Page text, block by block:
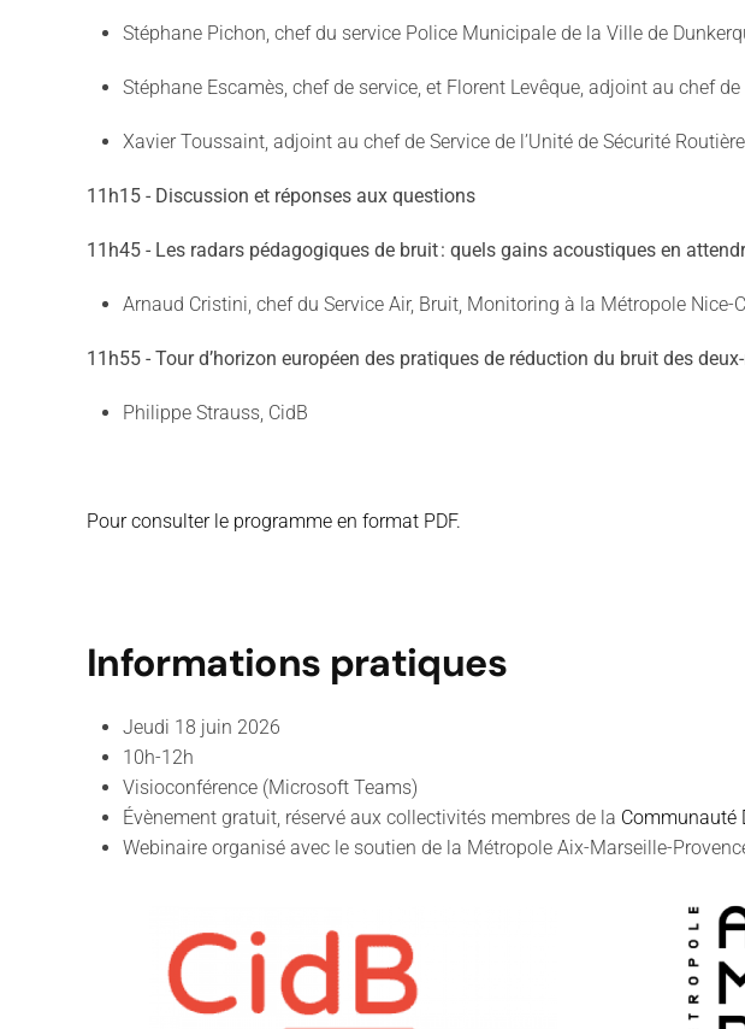
Stéphane Pichon, chef du service Police Municipale de la Ville de
Stéphane Escamès, chef de service, et Florent Levêque, adjoint au chef
Xavier Toussaint, adjoint au chef de Service de l’Unité de Sécurité
11h15 - Discussion et réponses aux questions
11h45 - Les radars pédagogiques de bruit : quels gains acoustiques en
Arnaud Cristini, chef du Service Air, Bruit, Monitoring à la Métropole Nice-
11h55 - Tour d’horizon européen des pratiques de réduction du bruit des
Philippe Strauss, CidB
Pour consulter le programme en format PDF.
Informations pratiques
Jeudi 18 juin 2026
10h-12h
Visioconférence (Microsoft Teams)
Évènement gratuit, réservé aux collectivités membres de la Communauté
Webinaire organisé avec le soutien de la Métropole Aix-Marseille-